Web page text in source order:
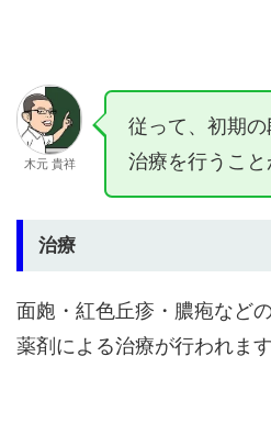
木元 貴祥
従って、初期
治療を行うこと
治療
面皰・紅色丘疹・膿疱など
薬剤による治療が行われます